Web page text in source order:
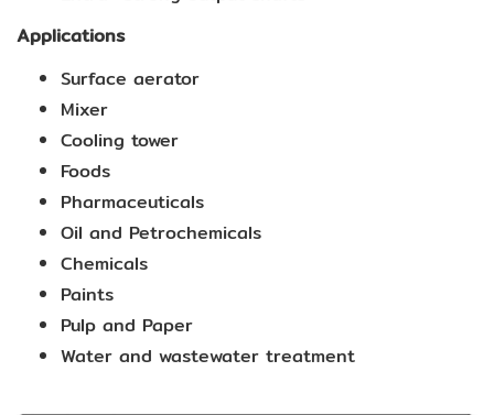
Applications
Surface aerator
Mixer
Cooling tower
Foods
Pharmaceuticals
Oil and Petrochemicals
Chemicals
Paints
Pulp and Paper
Water and wastewater treatment